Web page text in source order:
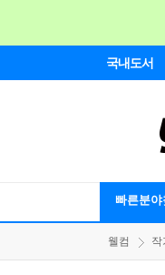
국내도서
빠른분야
웰컴 작